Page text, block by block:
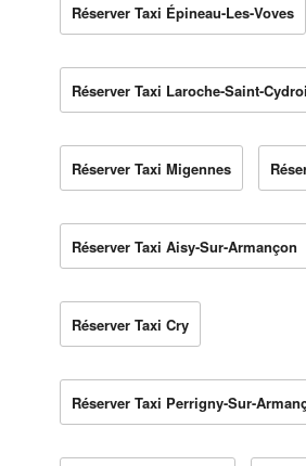
Réserver Taxi Épineau-Les-Voves
Réserver Taxi Laroche-Saint-
Réserver Taxi Migennes
Réserver Taxi Aisy-Sur-Armançon
Réserver Taxi Cry
Réserver Taxi Perrigny-Sur-